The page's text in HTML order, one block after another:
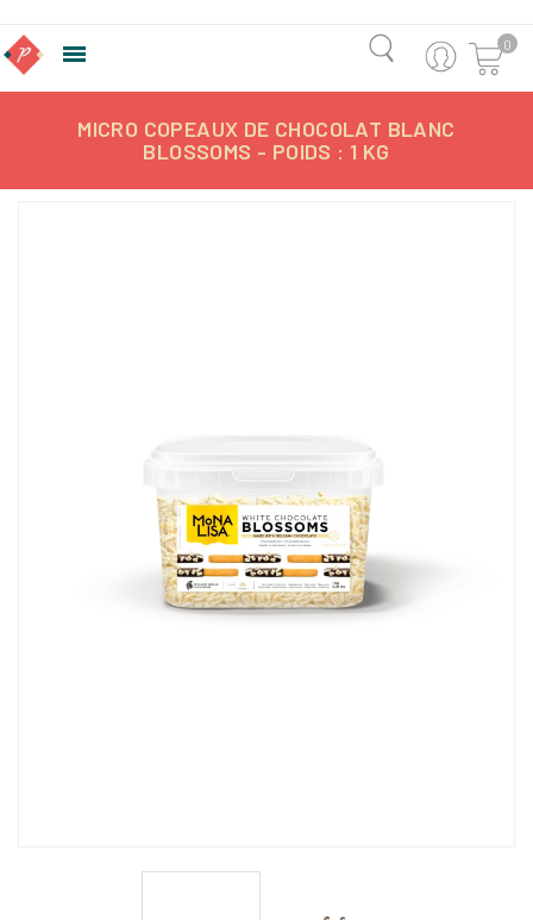
 0
MICRO COPEAUX DE CHOCOLAT BLANC
BLOSSOMS - POIDS : 1 KG